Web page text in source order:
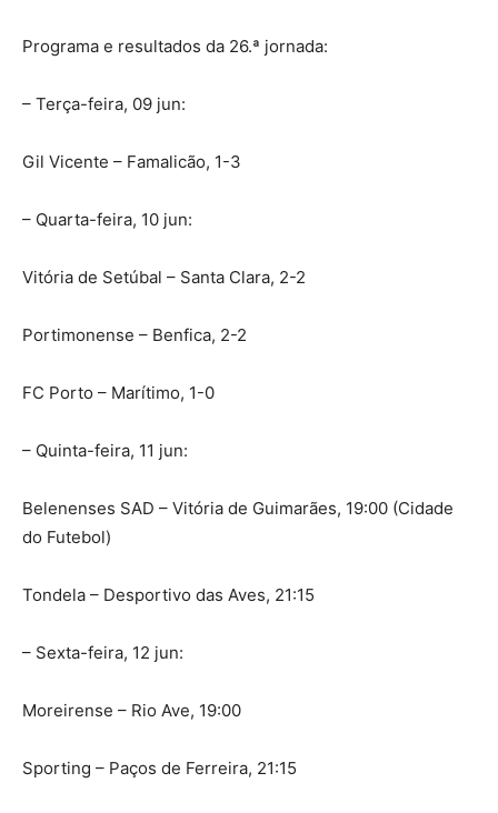
Programa e resultados da 26.ª jornada:
– Terça-feira, 09 jun:
Gil Vicente – Famalicão, 1-3
– Quarta-feira, 10 jun:
Vitória de Setúbal – Santa Clara, 2-2
Portimonense – Benfica, 2-2
FC Porto – Marítimo, 1-0
– Quinta-feira, 11 jun:
Belenenses SAD – Vitória de Guimarães, 19:00 (Cidade
do Futebol)
Tondela – Desportivo das Aves, 21:15
– Sexta-feira, 12 jun:
Moreirense – Rio Ave, 19:00
Sporting – Paços de Ferreira, 21:15